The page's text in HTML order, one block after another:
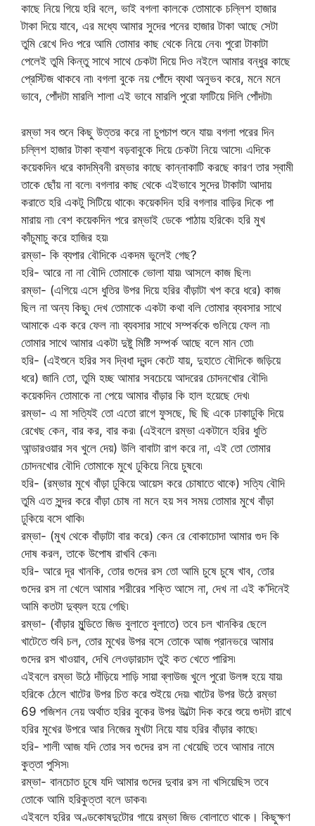
কাছে নিয়ে গিয়ে হরি বলে, ভাই বগলা কালকে তোমাকে চল্লিশ হাজার
টাকা দিয়ে যাবে, এর মধ্যে আমার সুদের পনের হাজার টাকা আছে সেটা
তুমি রেখে দিও পরে আমি তোমার কাছ থেকে নিয়ে নেব৷ পুরো টাকাটা
পেলেই তুমি কিন্তু সাথে সাথে চেকটা দিয়ে দিও নইলে আমার বন্ধুর কাছে
প্রেস্টিজ থাকবে না৷ বগলা বুকে নয় পোঁদে ব্যথা অনুভব করে, মনে মনে
ভাবে, পোঁদটা মারলি শালা এই ভাবে মারলি পুরো ফাটিয়ে দিলি পোঁদটা৷
রম্ভা সব শুনে কিছু উত্তর করে না চুপচাপ শুনে যায়৷ বগলা পরের দিন
চল্লিশ হাজার টাকা ক্যাশ বড়বাবুকে দিয়ে চেকটা নিয়ে আসে৷ এদিকে
কয়েকদিন ধরে কাদম্বিনী রম্ভার কাছে কান্নাকাটি করছে কারণ তার স্বামী
তাকে ছোঁয় না বলে৷ বগলার কাছ থেকে এইভাবে সুদের টাকাটা আদায়
করাতে হরি একটু সিটিয়ে থাকে৷ কয়েকদিন হরি বগলার বাড়ির দিকে পা
মারায় না৷ বেশ কয়েকদিন পরে রম্ভাই ডেকে পাঠায় হরিকে৷ হরি মুখ
কাঁচুমাচু করে হাজির হয়৷
রম্ভা- কি ব্যপার বৌদিকে একদম ভুলেই গেছ?
হরি- আরে না না বৌদি তোমাকে ভোলা যায়৷ আসলে কাজ ছিল৷
রম্ভা- (এগিয়ে এসে ধুতির উপর দিয়ে হরির বাঁড়াটা খপ করে ধরে) কাজ
ছিল না অন্য কিছু৷ দেখ তোমাকে একটা কথা বলি তোমার ব্যবসার সাথে
আমাকে এক করে ফেল না৷ ব্যবসার সাথে সম্পর্ককে গুলিয়ে ফেল না৷
তোমার সাথে আমার একটা দুষ্টু মিষ্টি সম্পর্ক আছে বলে মান তো৷
হরি- (এইশুনে হরির সব দ্বিধা দ্বন্দ কেটে যায়, দুহাতে বৌদিকে জড়িয়ে
ধরে) জানি তো, তুমি হচ্ছ আমার সবচেয়ে আদরের চোদনখোর বৌদি৷
কয়েকদিন তোমাকে না পেয়ে আমার বাঁড়ার কি হাল হয়েছে দেখ৷
রম্ভা- এ মা সত্যিই তো এতো রাগে ফুসছে, ছি ছি একে ঢাকাঢুকি দিয়ে
রেখেছ কেন, বার কর, বার কর৷ (এইবলে রম্ভা একটানে হরির ধুতি
আন্ডারওয়ার সব খুলে দেয়) উলি বাবাটা রাগ করে না, এই তো তোমার
চোদনখোর বৌদি তোমাকে মুখে ঢুকিয়ে নিয়ে চুষবে৷
হরি- (রম্ভার মুখে বাঁড়া ঢুকিয়ে আয়েস করে চোষাতে থাকে) সত্যি বৌদি
তুমি এত সুন্দর করে বাঁড়া চোষ না মনে হয় সব সময় তোমার মুখে বাঁড়া
ঢুকিয়ে বসে থাকি৷
রম্ভা- (মুখ থেকে বাঁড়াটা বার করে) কেন রে বোকাচোদা আমার গুদ কি
দোষ করল, তাকে উপোষ রাখবি কেন৷
হরি- আরে দূর খানকি, তোর গুদের রস তো আমি চুষে চুষে খাব, তোর
গুদের রস না খেলে আমার শরীরের শক্তি আসে না, দেখ না এই ক’দিনেই
আমি কতটা দুব্যল হয়ে গেছি৷
রম্ভা- (বাঁড়ার মুন্ডিতে জিভ বুলাতে বুলাতে) তবে চল খানকির ছেলে
খাটেতে শুবি চল, তোর মুখের উপর বসে তোকে আজ প্রানভরে আমার
গুদের রস খাওয়াব, দেখি লেওড়ারচাদ তুই কত খেতে পারিস৷
এইবলে রম্ভা উঠে দাঁড়িয়ে শাড়ি সায়া ব্লাউজ খুলে পুরো উলঙ্গ হয়ে যায়৷
হরিকে ঠেলে খাটের উপর চিত করে শুইয়ে দেয়৷ খাটের উপর উঠে রম্ভা
69 পজিশন নেয় অর্থাত হরির বুকের উপর উল্টো দিক করে শুয়ে গুদটা রাখে
হরির মুখের উপরে আর নিজের মুখটা নিয়ে যায় হরির বাঁড়ার কাছে৷
হরি- শালী আজ যদি তোর সব গুদের রস না খেয়েছি তবে আমার নামে
কুত্তা পুসিস৷
রম্ভা- বানচোত চুষে যদি আমার গুদের দুবার রস না খসিয়েছিস তবে
তোকে আমি হরিকুত্তা বলে ডাকব৷
এইবলে হরির অণ্ডকোষদুটোর গায়ে রম্ভা জিভ বোলাতে থাকে। কিছুক্ষণ